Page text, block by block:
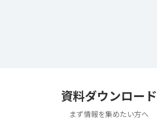
資料ダウンロード
まず情報を集めたい方へ